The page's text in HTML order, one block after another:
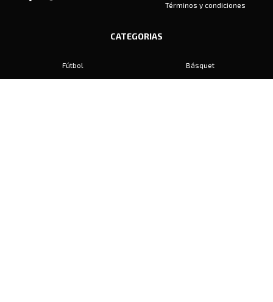
Términos y condiciones
CATEGORIAS
Fútbol
Básquet